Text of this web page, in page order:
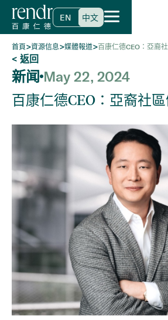
EN 中文
首頁>資源信息>媒體報道>百康仁德CEO：亞裔
< 返回
新闻 May 22, 2024
百康仁德CEO：亞裔社